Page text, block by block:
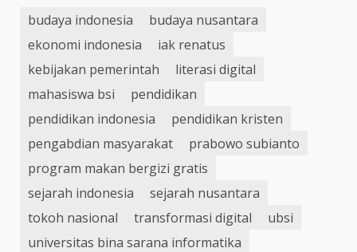
budaya indonesia
budaya nusantara
ekonomi indonesia
iak renatus
kebijakan pemerintah
literasi digital
mahasiswa bsi
pendidikan
pendidikan indonesia
pendidikan kristen
pengabdian masyarakat
prabowo subianto
program makan bergizi gratis
sejarah indonesia
sejarah nusantara
tokoh nasional
transformasi digital
ubsi
universitas bina sarana informatika